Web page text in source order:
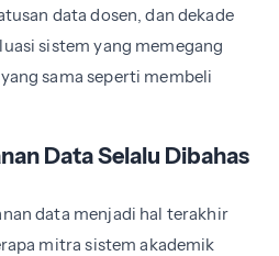
data dosen, dan dekade
sistem yang memegang
sama seperti membeli
Data Selalu Dibahas
data menjadi hal terakhir
mitra sistem akademik